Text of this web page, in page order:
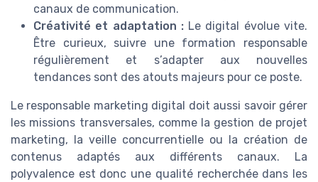
canaux de communication.
Créativité et adaptation :Le digital évolue vite.
Être curieux, suivre une formation responsable
régulièrement et s’adapter aux nouvelles
tendances sont des atouts majeurs pour ce poste.
Le responsable marketing digital doit aussi savoir gérer
les missions transversales, comme la gestion de projet
marketing, la veille concurrentielle ou la création de
contenus adaptés aux différents canaux. La
polyvalence est donc une qualité recherchée dans les